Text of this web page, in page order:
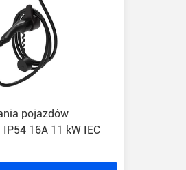
pojazdów
16A 11 kW IEC